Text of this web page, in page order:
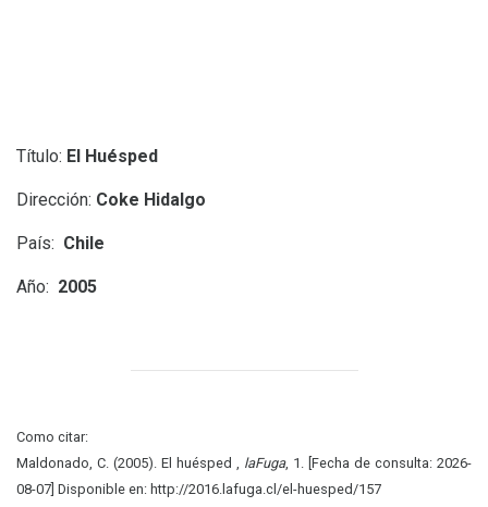
Título: El Huésped
Dirección: Coke Hidalgo
País: Chile
Año: 2005
Como citar:
Maldonado, C. (2005). El huésped , laFuga, 1. [Fecha de consulta: 2026-
08-07] Disponible en: http://2016.lafuga.cl/el-huesped/157